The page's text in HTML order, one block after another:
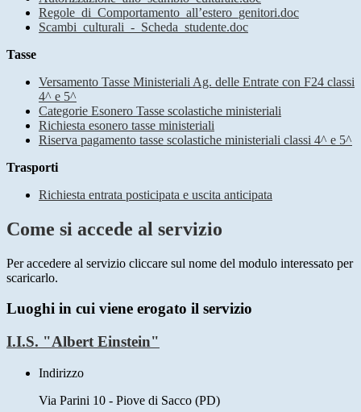
Regole_di_Comportamento_all’estero_genitori.doc
Scambi_culturali_-_Scheda_studente.doc
Tasse
Versamento Tasse Ministeriali Ag. delle Entrate con F24 classi
4^ e 5^
Categorie Esonero Tasse scolastiche ministeriali
Richiesta esonero tasse ministeriali
Riserva pagamento tasse scolastiche ministeriali classi 4^ e 5^
Trasporti
Richiesta entrata posticipata e uscita anticipata
Come si accede al servizio
Per accedere al servizio cliccare sul nome del modulo interessato per
scaricarlo.
Luoghi in cui viene erogato il servizio
I.I.S. "Albert Einstein"
Indirizzo
Via Parini 10 - Piove di Sacco (PD)